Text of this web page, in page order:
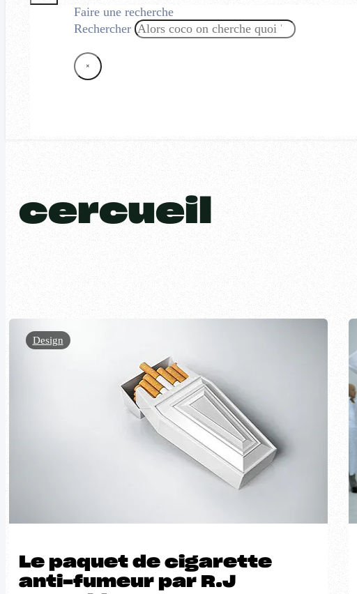
Faire une recherche
Rechercher
×
cercueil
Le paquet de cigarette
anti-fumeur par R.J
Design